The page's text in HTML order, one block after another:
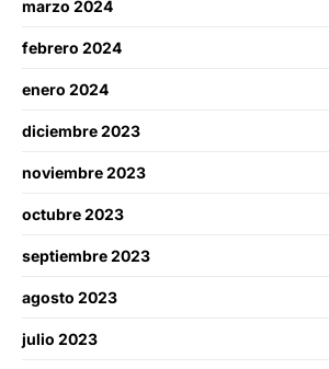
marzo 2024
febrero 2024
enero 2024
diciembre 2023
noviembre 2023
octubre 2023
septiembre 2023
agosto 2023
julio 2023